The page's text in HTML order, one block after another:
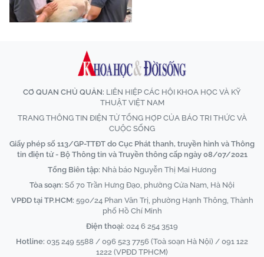
CƠ QUAN CHỦ QUẢN: LIÊN HIỆP CÁC HỘI KHOA HỌC VÀ KỸ
THUẬT VIỆT NAM
TRANG THÔNG TIN ĐIỆN TỬ TỔNG HỢP CỦA BÁO TRI THỨC VÀ
CUỘC SỐNG
Giấy phép số 113/GP-TTĐT do Cục Phát thanh, truyền hình và Thông
tin điện tử - Bộ Thông tin và Truyền thông cấp ngày 08/07/2021
Tổng Biên tập: Nhà báo Nguyễn Thị Mai Hương
Tòa soạn: Số 70 Trần Hưng Đạo, phường Cửa Nam, Hà Nội
VPĐD tại TP.HCM: 590/24 Phan Văn Trị, phường Hạnh Thông, Thành
phố Hồ Chí Minh
Điện thoại: 024 6 254 3519
Hotline: 035 249 5588 / 096 523 7756 (Toà soạn Hà Nội) / 091 122
1222 (VPĐD TPHCM)